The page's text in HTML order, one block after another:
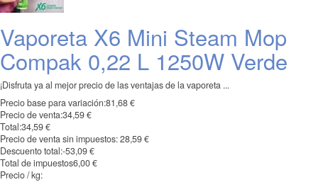
Vaporeta X6 Mini Steam Mop
Compak 0,22 L 1250W Verde
¡Disfruta ya al mejor precio de las ventajas de la vaporeta ...
Precio base para variación:81,68 €
Precio de venta:34,59 €
Total:34,59 €
Precio de venta sin impuestos:28,59 €
Descuento total:-53,09 €
Total de impuestos6,00 €
Precio / kg: